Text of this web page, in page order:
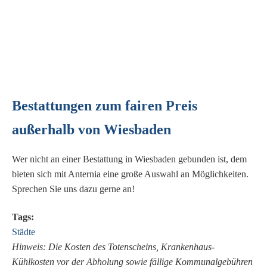
Bestattungen zum fairen Preis
außerhalb von Wiesbaden
Wer nicht an einer Bestattung in Wiesbaden gebunden ist, dem
bieten sich mit Anternia eine große Auswahl an Möglichkeiten.
Sprechen Sie uns dazu gerne an!
Tags:
Städte
Hinweis: Die Kosten des Totenscheins, Krankenhaus-
Kühlkosten vor der Abholung sowie fällige Kommunalgebühren